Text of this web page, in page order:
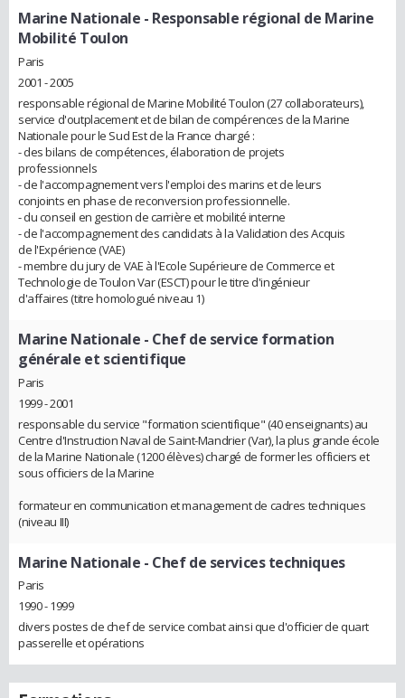
Marine Nationale - Responsable régional de Marine
Mobilité Toulon
Paris
2001 - 2005
responsable régional de Marine Mobilité Toulon (27 collaborateurs),
service d'outplacement et de bilan de compérences de la Marine
Nationale pour le Sud Est de la France chargé :
- des bilans de compétences, élaboration de projets
professionnels
- de l'accompagnement vers l'emploi des marins et de leurs
conjoints en phase de reconversion professionnelle.
- du conseil en gestion de carrière et mobilité interne
- de l'accompagnement des candidats à la Validation des Acquis
de l'Expérience (VAE)
- membre du jury de VAE à l'Ecole Supérieure de Commerce et
Technologie de Toulon Var (ESCT) pour le titre d'ingénieur
d'affaires (titre homologué niveau 1)
Marine Nationale - Chef de service formation
générale et scientifique
Paris
1999 - 2001
responsable du service "formation scientifique" (40 enseignants) au
Centre d'Instruction Naval de Saint-Mandrier (Var), la plus grande école
de la Marine Nationale (1200 élèves) chargé de former les officiers et
sous officiers de la Marine
formateur en communication et management de cadres techniques
(niveau III)
Marine Nationale - Chef de services techniques
Paris
1990 - 1999
divers postes de chef de service combat ainsi que d'officier de quart
passerelle et opérations